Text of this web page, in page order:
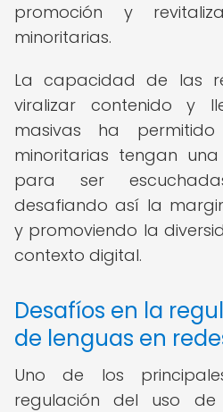
promoción y
minoritarias.
La capacidad de las
viralizar contenido y
masivas ha
minoritarias tengan
para ser
desafiando así la
y promoviendo la
contexto digital.
Desafíos en la
de lenguas en
Uno de los
regulación del uso